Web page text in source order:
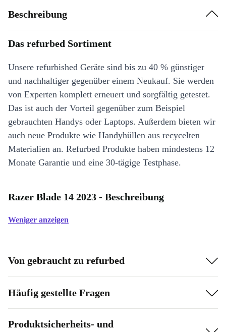
Beschreibung
Das refurbed Sortiment
Unsere refurbished Geräte sind bis zu 40 % günstiger
und nachhaltiger gegenüber einem Neukauf. Sie werden
von Experten komplett erneuert und sorgfältig getestet.
Das ist auch der Vorteil gegenüber zum Beispiel
gebrauchten Handys oder Laptops. Außerdem bieten wir
auch neue Produkte wie Handyhüllen aus recycelten
Materialien an. Refurbed Produkte haben mindestens 12
Monate Garantie und eine 30-tägige Testphase.
Razer Blade 14 2023 - Beschreibung
Weniger anzeigen
Von gebraucht zu refurbed
Häufig gestellte Fragen
Produktsicherheits- und